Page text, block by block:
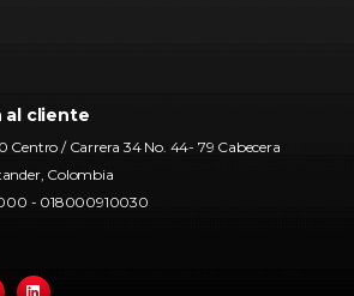
al cliente
Centro / Carrera 34 No. 44- 79 Cabecera
Colombia
- 018000910030